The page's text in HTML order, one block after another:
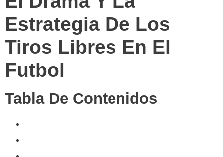
Estrategia De Los
Tiros Libres En El
Futbol
Tabla De Contenidos